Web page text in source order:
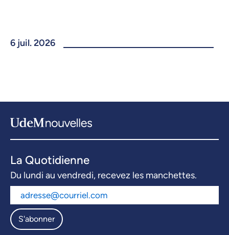
6 juil. 2026
La Quotidienne
Du lundi au vendredi, recevez les manchettes.
S'abonner